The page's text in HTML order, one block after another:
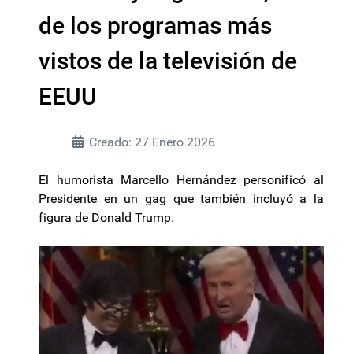
de los programas más
vistos de la televisión de
EEUU
Creado: 27 Enero 2026
El humorista Marcello Hernández personificó al
Presidente en un gag que también incluyó a la
figura de Donald Trump.